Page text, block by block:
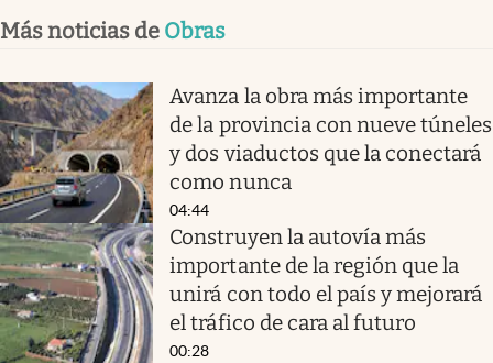
Más noticias de Obras
Avanza la obra más importante
de la provincia con nueve túneles
y dos viaductos que la conectará
como nunca
04:44
Construyen la autovía más
importante de la región que la
unirá con todo el país y mejorará
el tráfico de cara al futuro
00:28